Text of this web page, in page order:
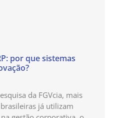
por que sistemas
da FGVcia, mais
já utilizam